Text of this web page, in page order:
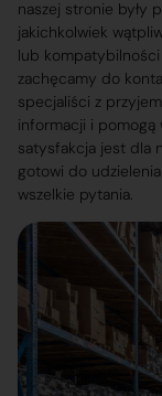
naszej stronie były
jakichkolwiek
lub
zachęcamy do
specjaliści z
informacji i pomogą
satysfakcja jest dla
gotowi do
wszelkie pytania.